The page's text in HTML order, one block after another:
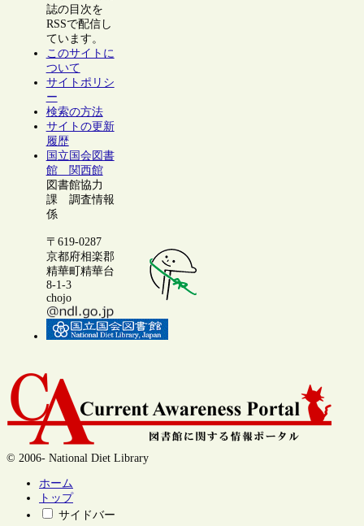
誌の目次を
RSSで配信し
ています。
このサイトに
ついて
サイトポリシ
ー
検索の方法
サイトの更新
履歴
国立国会図書
館 関西館
図書館協力
課 調査情報
係
〒619-0287
京都府相楽郡
精華町精華台
8-1-3
chojo
© 2006- National Diet Library
ホーム
トップ
サイドバー